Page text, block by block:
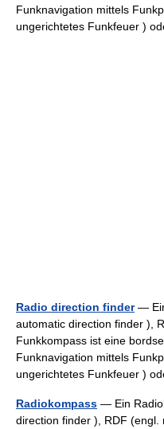
Funknavigation mittels
ungerichtetes Funkfeuer )
Radio direction finder— Ein
automatic direction finder ),
Funkkompass ist eine
Funknavigation mittels
ungerichtetes Funkfeuer )
Radiokompass — Ein
direction finder ), RDF